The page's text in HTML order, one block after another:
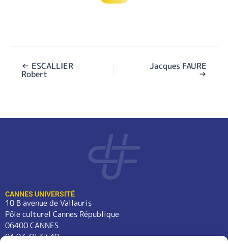
← ESCALLIER
Robert
Jacques FAURE
→
CANNES UNIVERSITÉ
10 B avenue de Vallauris
Pôle culturel Cannes République
06400 CANNES
04 93 38 37 49